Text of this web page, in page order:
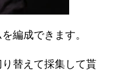
編成できます。
替えて採集して貰